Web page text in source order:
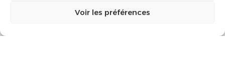
Voir les préférences